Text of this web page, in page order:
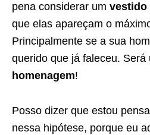
pena considerar um vestido
que elas apareçam o
Principalmente se a sua
querido que já faleceu. Será
homenagem!
Posso dizer que estou
nessa hipótese, porque eu